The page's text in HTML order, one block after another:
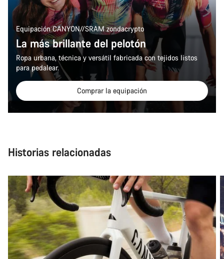
Equipación CANYON//SRAM zondacrypto
La más brillante del pelotón
Ropa urbana, técnica y versátil fabricada con tejidos listos
para pedalear.
Comprar la equipación
Historias relacionadas